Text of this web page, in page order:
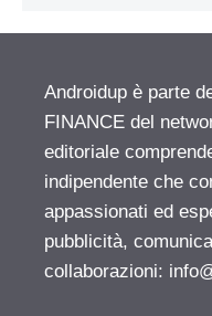
Androidup è parte
FINANCE del
editoriale
indipendente che
appassionati ed
pubblicità,
collaborazioni: